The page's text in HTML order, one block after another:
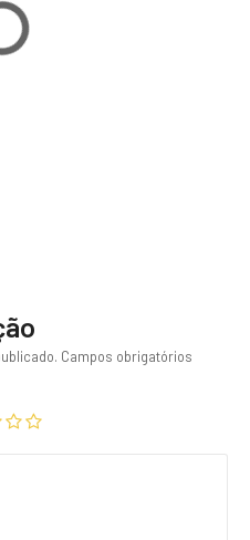
Campos obrigatórios